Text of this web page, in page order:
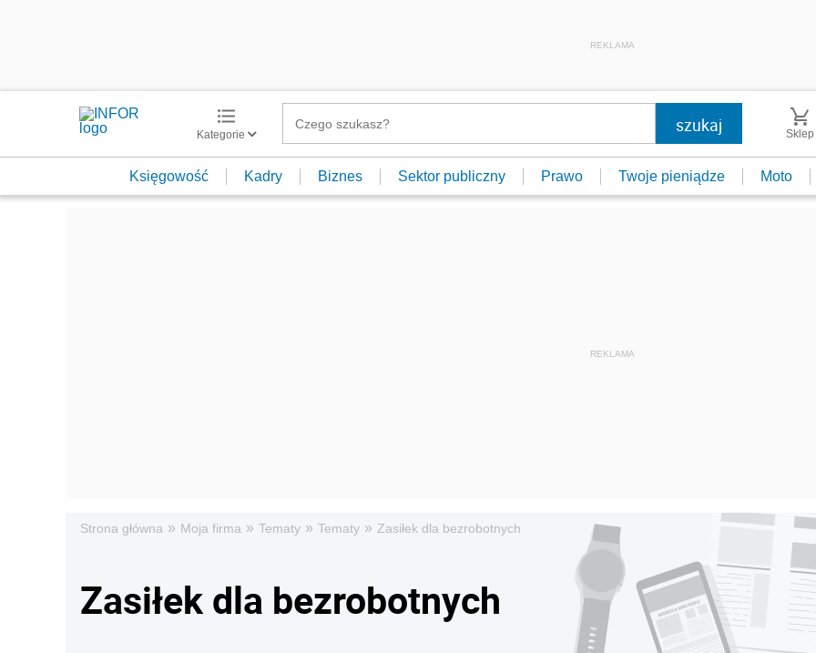
REKLAMA
Kategorie Sklep
Księgowość Kadry Biznes Sektor publiczny Prawo Twoje pieniądze Moto
Strona główna » Moja firma » Tematy » Tematy » Zasiłek dla bezrobotnych
Zasiłek dla bezrobotnych